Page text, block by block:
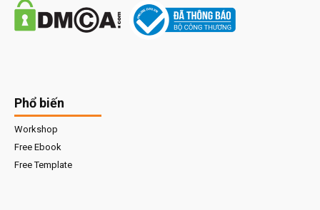
Phổ biến
Workshop
Free Ebook
Free Template